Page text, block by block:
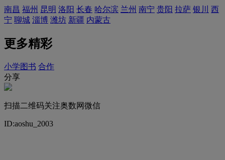
南昌 福州 昆明 洛阳 长春 哈尔滨 兰州 南宁 贵阳 拉萨 银川 西
宁 聊城 淄博 潍坊 新疆 内蒙古
更多精彩
小学图书 合作
分享
扫描二维码关注奥数网微信
ID:aoshu_2003